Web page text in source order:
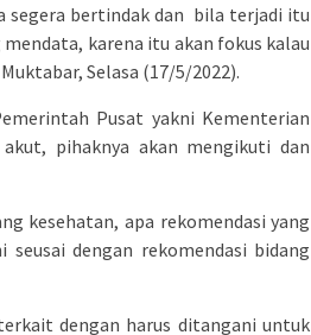
segera bertindak dan bila terjadi itu
karena itu akan fokus kalau
Selasa (17/5/2022).
Pusat yakni Kementerian
pihaknya akan mengikuti dan
kesehatan, apa rekomendasi yang
dengan rekomendasi bidang
dengan harus ditangani untuk